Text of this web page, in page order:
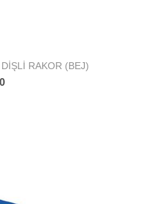
RAKOR (BEJ)